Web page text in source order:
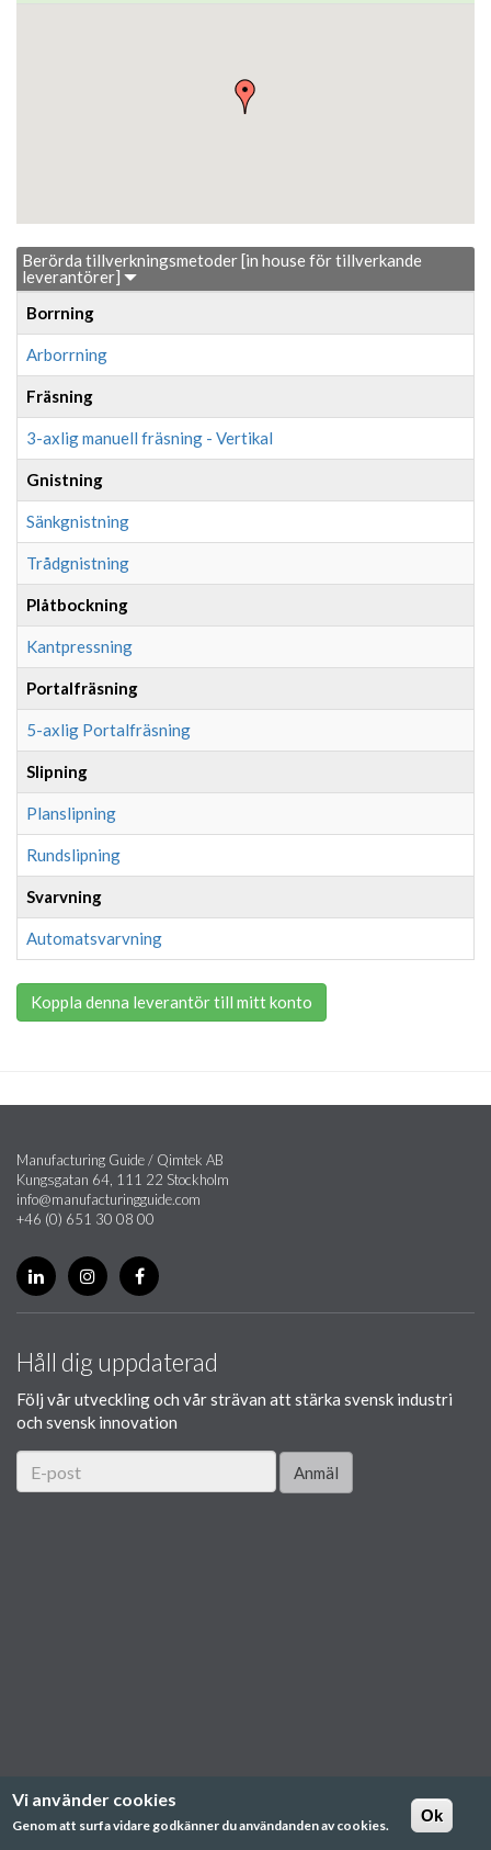
Berörda tillverkningsmetoder [in house för tillverkande
leverantörer]
Borrning
Arborrning
Fräsning
3-axlig manuell fräsning - Vertikal
Gnistning
Sänkgnistning
Trådgnistning
Plåtbockning
Kantpressning
Portalfräsning
5-axlig Portalfräsning
Slipning
Planslipning
Rundslipning
Svarvning
Automatsvarvning
Koppla denna leverantör till mitt konto
Manufacturing Guide / Qimtek AB
Kungsgatan 64, 111 22 Stockholm
info@manufacturingguide.com
+46 (0) 651 30 08 00
Håll dig uppdaterad
Följ vår utveckling och vår strävan att stärka svensk industri
och svensk innovation
Anmäl
Vi använder cookies
Genom att surfa vidare godkänner du användanden av cookies.
Ok